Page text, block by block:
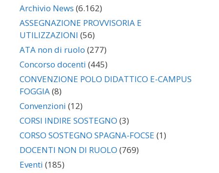
Archivio News (6.162)
ASSEGNAZIONE PROVVISORIA E
UTILIZZAZIONI (56)
ATA non di ruolo (277)
Concorso docenti (445)
CONVENZIONE POLO DIDATTICO E-CAMPUS
FOGGIA(8)
Convenzioni (12)
CORSI INDIRE SOSTEGNO (3)
CORSO SOSTEGNO SPAGNA-FOCSE (1)
DOCENTI NON DI RUOLO (769)
Eventi (185)